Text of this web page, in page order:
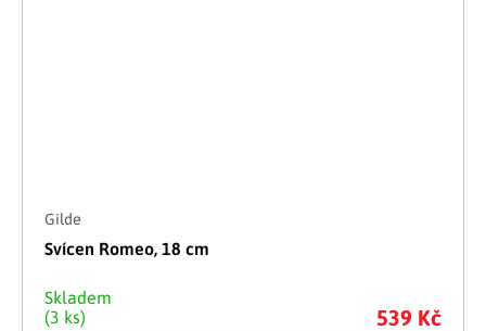
Gilde
Svícen Romeo, 18 cm
Skladem
(3 ks)
539 Kč